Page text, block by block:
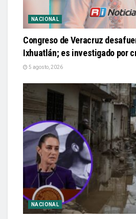
NACIONAL
Congreso de Veracruz
Ixhuatlán; es investigado por
5 agosto, 2026
NACIONAL